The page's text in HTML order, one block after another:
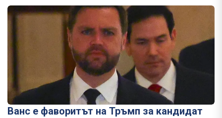
Ванс е фаворитът на Тръмп за кандидат